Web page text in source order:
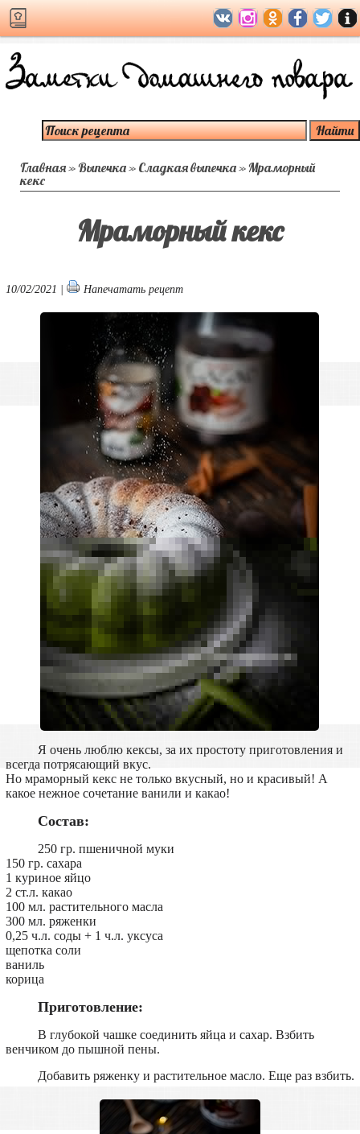
Главная»Выпечка» Сладкая выпечка»Мраморный
кекс
Мраморный кекс
10/02/2021 | Напечатать рецепт
Я очень люблю кексы, за их простоту приготовления и
всегда потрясающий вкус.
Но мраморный кекс не только вкусный, но и красивый! А
какое нежное сочетание ванили и какао!
Состав:
250 гр. пшеничной муки
150 гр. сахара
1 куриное яйцо
2 ст.л. какао
100 мл. растительного масла
300 мл. ряженки
0,25 ч.л. соды + 1 ч.л. уксуса
щепотка соли
ваниль
корица
Приготовление:
В глубокой чашке соединить яйца и сахар. Взбить
венчиком до пышной пены.
Добавить ряженку и растительное масло. Еще раз взбить.